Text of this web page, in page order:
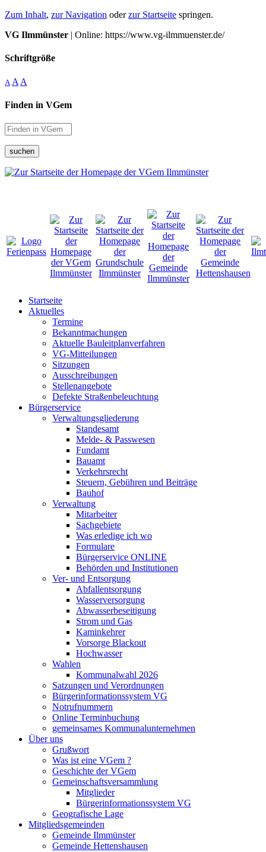
Zum Inhalt, zur Navigation oderzur Startseite springen.
VG Ilmmünster | Online: https://www.vg-ilmmuenster.de/
Schriftgröße
A A A
Finden in VGem
suchen
Startseite
Aktuelles
Termine
Bekanntmachungen
Aktuelle Bauleitplanverfahren
VG-Mitteilungen
Sitzungen
Ausschreibungen
Stellenangebote
Defekte Straßenbeleuchtung
Bürgerservice
Verwaltungsgliederung
Standesamt
Melde- & Passwesen
Fundamt
Bauamt
Verkehrsrecht
Steuern, Gebühren und Beiträge
Bauhof
Verwaltung
Mitarbeiter
Sachgebiete
Was erledige ich wo
Formulare
Bürgerservice ONLINE
Behörden und Institutionen
Ver- und Entsorgung
Abfallentsorgung
Wasserversorgung
Abwasserbeseitigung
Strom und Gas
Kaminkehrer
Vorsorge Blackout
Hochwasser
Wahlen
Kommunalwahl 2026
Satzungen und Verordnungen
Bürgerinformationssystem VG
Notrufnummern
Online Terminbuchung
gemeinsames Kommunalunternehmen
Über uns
Grußwort
Was ist eine VGem ?
Geschichte der VGem
Gemeinschaftsversammlung
Mitglieder
Bürgerinformationssystem VG
Geografische Lage
Mitgliedsgemeinden
Gemeinde Ilmmünster
Gemeinde Hettenshausen